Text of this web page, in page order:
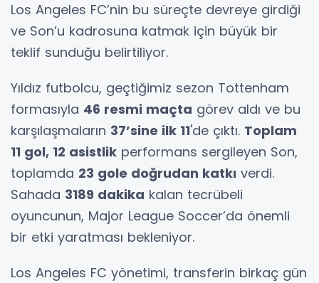
Los Angeles FC’nin bu süreçte devreye girdiği
ve Son’u kadrosuna katmak için büyük bir
teklif sunduğu belirtiliyor.
Yıldız futbolcu, geçtiğimiz sezon Tottenham
formasıyla 46 resmi maçta görev aldı ve bu
karşılaşmaların 37’sine ilk 11'de çıktı. Toplam
11 gol, 12 asistlik performans sergileyen Son,
toplamda 23 gole doğrudan katkı verdi.
Sahada 3189 dakika kalan tecrübeli
oyuncunun, Major League Soccer’da önemli
bir etki yaratması bekleniyor.
Los Angeles FC yönetimi, transferin birkaç gün